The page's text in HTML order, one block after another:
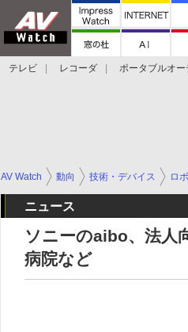
テレビ レコーダ ポータブルオー
AV Watch 動向 技術・デバイス ロ
ニュース
ソニーのaibo、法人
病院など